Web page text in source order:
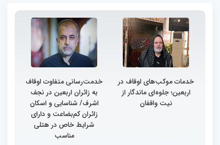
خدمات موکب‌های اوقاف در
اربعین؛ جلوه‌ای ماندگار از
نیت واقفان
خدمت‌رسانی متفاوت اوقاف
به زائران اربعین در نجف
اشرف/ شناسایی و اسکان
زائران کم‌بضاعت و دارای
شرایط خاص در هتلی
مناسب